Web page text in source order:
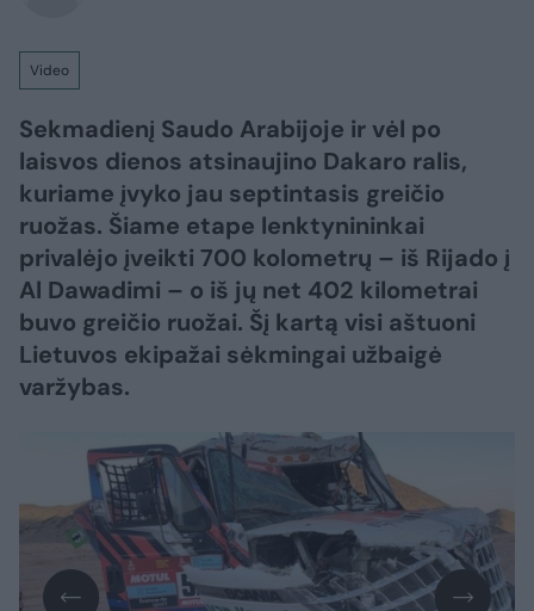
Video
Sekmadienį Saudo Arabijoje ir vėl po
laisvos dienos atsinaujino Dakaro ralis,
kuriame įvyko jau septintasis greičio
ruožas. Šiame etape lenktynininkai
privalėjo įveikti 700 kolometrų – iš Rijado į
Al Dawadimi – o iš jų net 402 kilometrai
buvo greičio ruožai. Šį kartą visi aštuoni
Lietuvos ekipažai sėkmingai užbaigė
varžybas.